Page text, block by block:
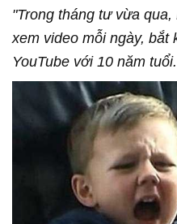
"Trong tháng tư vừa
xem video mỗi ngày, bắt
YouTube với 10 năm